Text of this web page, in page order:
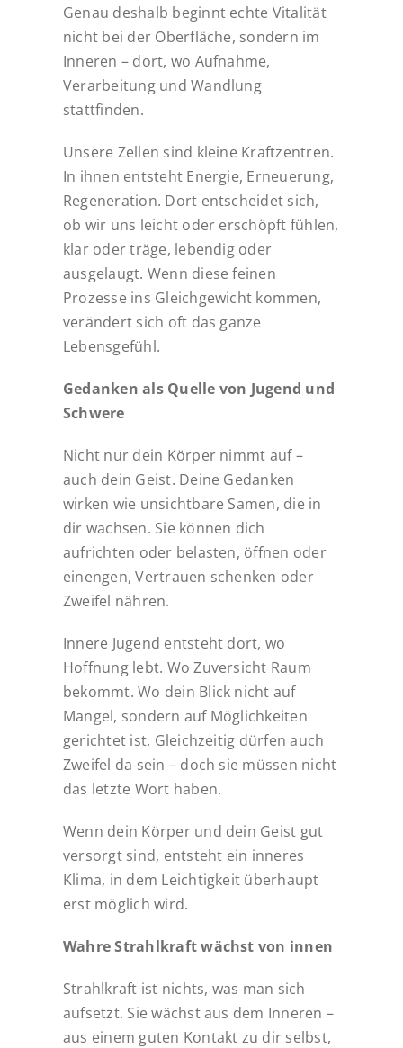
Genau deshalb beginnt echte Vitalität
nicht bei der Oberfläche, sondern im
Inneren – dort, wo Aufnahme,
Verarbeitung und Wandlung
stattfinden.
Unsere Zellen sind kleine Kraftzentren.
In ihnen entsteht Energie, Erneuerung,
Regeneration. Dort entscheidet sich,
ob wir uns leicht oder erschöpft fühlen,
klar oder träge, lebendig oder
ausgelaugt. Wenn diese feinen
Prozesse ins Gleichgewicht kommen,
verändert sich oft das ganze
Lebensgefühl.
Gedanken als Quelle von Jugend und
Schwere
Nicht nur dein Körper nimmt auf –
auch dein Geist. Deine Gedanken
wirken wie unsichtbare Samen, die in
dir wachsen. Sie können dich
aufrichten oder belasten, öffnen oder
einengen, Vertrauen schenken oder
Zweifel nähren.
Innere Jugend entsteht dort, wo
Hoffnung lebt. Wo Zuversicht Raum
bekommt. Wo dein Blick nicht auf
Mangel, sondern auf Möglichkeiten
gerichtet ist. Gleichzeitig dürfen auch
Zweifel da sein – doch sie müssen nicht
das letzte Wort haben.
Wenn dein Körper und dein Geist gut
versorgt sind, entsteht ein inneres
Klima, in dem Leichtigkeit überhaupt
erst möglich wird.
Wahre Strahlkraft wächst von innen
Strahlkraft ist nichts, was man sich
aufsetzt. Sie wächst aus dem Inneren –
aus einem guten Kontakt zu dir selbst,